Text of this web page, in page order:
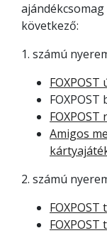
következő:
1. számú
Amigos
2. számú